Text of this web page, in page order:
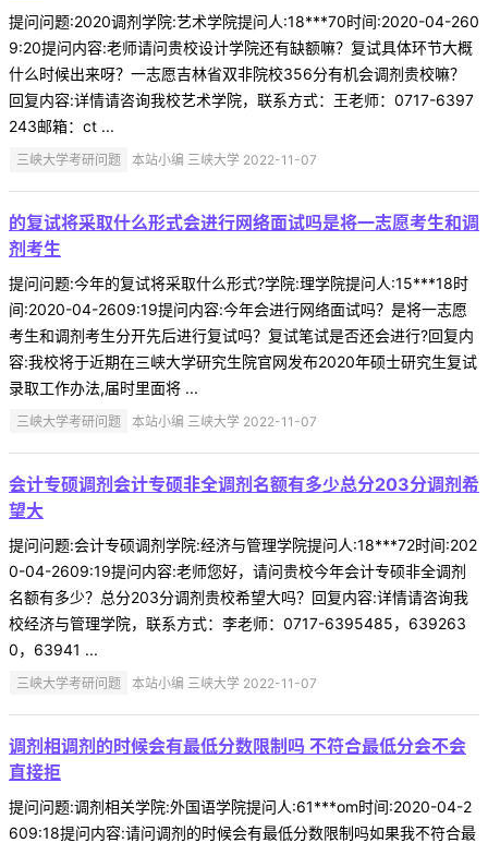
提问问题:2020调剂学院:艺术学院提问人:18***70时间:2020-04-260
9:20提问内容:老师请问贵校设计学院还有缺额嘛？复试具体环节大概
什么时候出来呀？一志愿吉林省双非院校356分有机会调剂贵校嘛？
回复内容:详情请咨询我校艺术学院，联系方式：王老师：0717-6397
243邮箱：ct ...
三峡大学考研问题 本站小编 三峡大学 2022-11-07
的复试将采取什么形式会进行网络面试吗是将一志愿考生和调
剂考生
提问问题:今年的复试将采取什么形式?学院:理学院提问人:15***18时
间:2020-04-2609:19提问内容:今年会进行网络面试吗？是将一志愿
考生和调剂考生分开先后进行复试吗？复试笔试是否还会进行?回复内
容:我校将于近期在三峡大学研究生院官网发布2020年硕士研究生复试
录取工作办法,届时里面将 ...
三峡大学考研问题 本站小编 三峡大学 2022-11-07
会计专硕调剂会计专硕非全调剂名额有多少总分203分调剂希
望大
提问问题:会计专硕调剂学院:经济与管理学院提问人:18***72时间:202
0-04-2609:19提问内容:老师您好，请问贵校今年会计专硕非全调剂
名额有多少？总分203分调剂贵校希望大吗？回复内容:详情请咨询我
校经济与管理学院，联系方式：李老师：0717-6395485，639263
0，63941 ...
三峡大学考研问题 本站小编 三峡大学 2022-11-07
调剂相调剂的时候会有最低分数限制吗 不符合最低分会不会
直接拒
提问问题:调剂相关学院:外国语学院提问人:61***om时间:2020-04-2
609:18提问内容:请问调剂的时候会有最低分数限制吗如果我不符合最